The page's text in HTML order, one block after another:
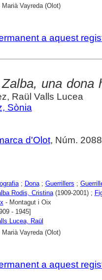
Marià Vayreda (Olot)
a aquest
una dona
Raül Valls Lucea
Sònia
d'Olot, Núm.
; Dona; Guerrillers ;
Rodis, Cristina(1909-2001) ;
- Montagut i Oix
- 1945]
Lucea, Raül
Marià Vayreda (Olot)
a aquest